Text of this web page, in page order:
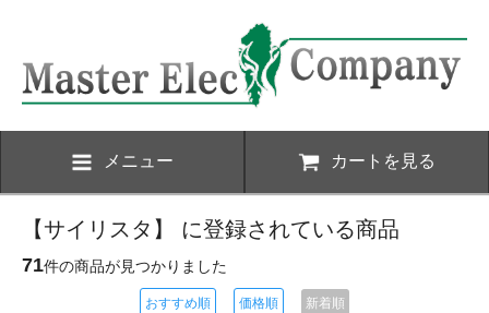
メニュー カートを見る
【サイリスタ】 に登録されている商品
71件の商品が見つかりました
おすすめ順 価格順 新着順